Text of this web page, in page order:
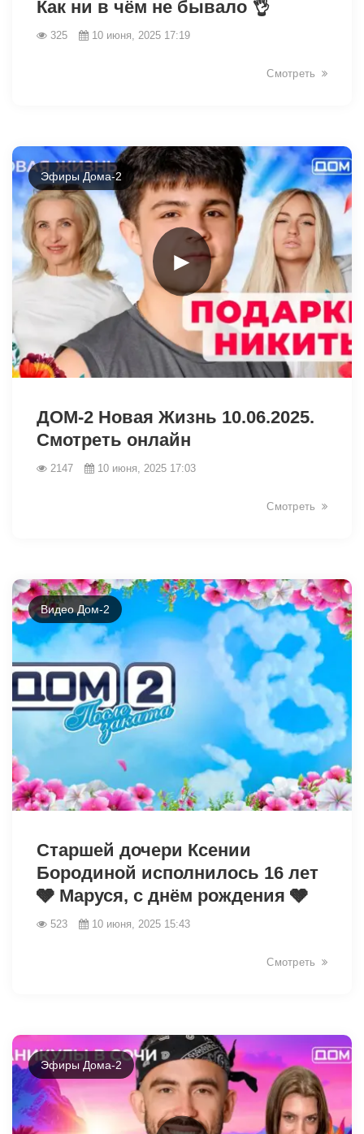
Как ни в чём не бывало 👌
325 10 июня, 2025 17:19
Смотреть
►
Эфиры Дома-2
ДОМ-2 Новая Жизнь 10.06.2025.
Смотреть онлайн
2147 10 июня, 2025 17:03
Смотреть
Видео Дом-2
Старшей дочери Ксении
Бородиной исполнилось 16 лет
🩶 Маруся, с днём рождения 🩶
523 10 июня, 2025 15:43
Смотреть
Эфиры Дома-2